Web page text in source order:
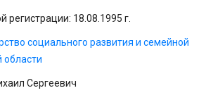
регистрации: 18.08.1995 г.
социального развития и семейной
области
Сергеевич